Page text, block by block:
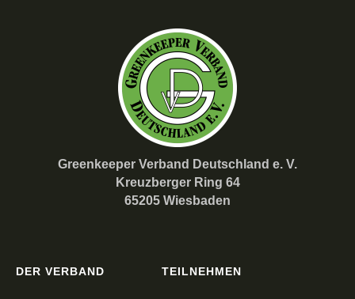
Greenkeeper Verband Deutschland e. V.
Kreuzberger Ring 64
65205 Wiesbaden
DER VERBAND TEILNEHMEN